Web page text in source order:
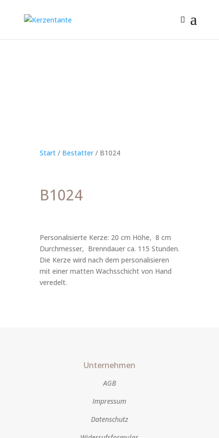
Start/ Bestatter/ B1024
B1024
Personalisierte Kerze: 20 cm Höhe, 8 cm
Durchmesser, Brenndauer ca. 115 Stunden.
Die Kerze wird nach dem personalisieren
mit einer matten Wachsschicht von Hand
veredelt.
Unternehmen
AGB
Impressum
Datenschutz